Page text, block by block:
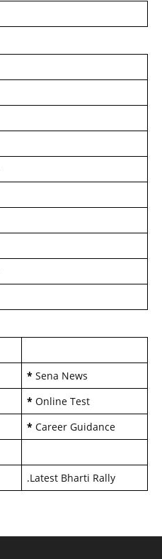
* Sena News
* Online Test
* Career Guidance
.Latest Bharti Rally